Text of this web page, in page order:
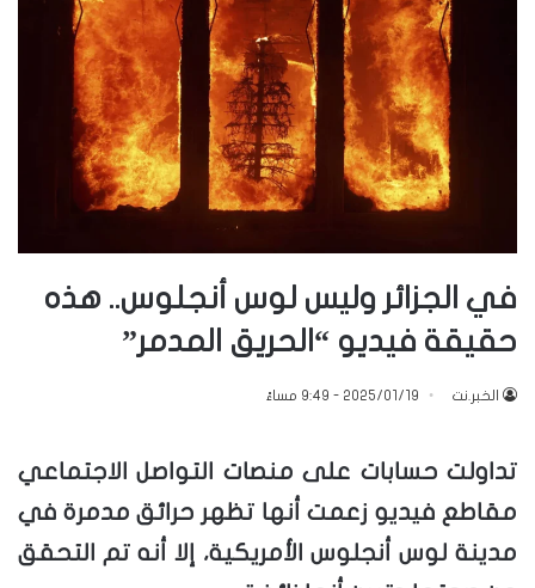
في الجزائر وليس لوس أنجلوس.. هذه
حقيقة فيديو “الحريق المدمر”
الخبر.نت 2025/01/19 - 9:49 مساءً
تداولت حسابات على منصات التواصل الاجتماعي
مقاطع فيديو زعمت أنها تظهر حرائق مدمرة في
مدينة لوس أنجلوس الأمريكية، إلا أنه تم التحقق